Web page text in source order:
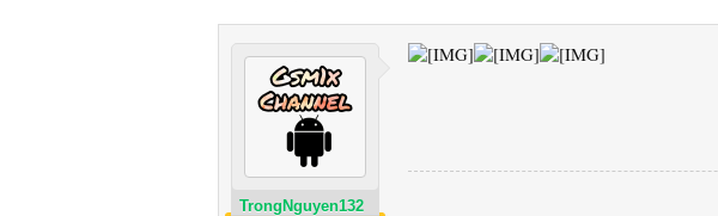
TrongNguyen132